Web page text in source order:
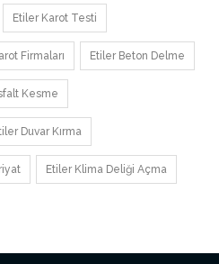
Etiler Karot Testi
Firmaları Etiler Beton Delme
Kesme
Duvar Kırma
Etiler Klima Deliği Açma